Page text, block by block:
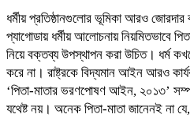
ধর্মীয় প্রতিষ্ঠানগুলোর ভূমিকা আরও জোরদার
প্যাগোডায় ধর্মীয় আলোচনায় নিয়মিতভাবে
নিয়ে বক্তব্য উপস্থাপন করা উচিত। ধর্ম
করে না। রাষ্ট্রকে বিদ্যমান আইন আরও
‘পিতা-মাতার ভরণপোষণ আইন, ২০১৩’
যথেষ্ট নয়। অনেক পিতা-মাতা জানেনই না